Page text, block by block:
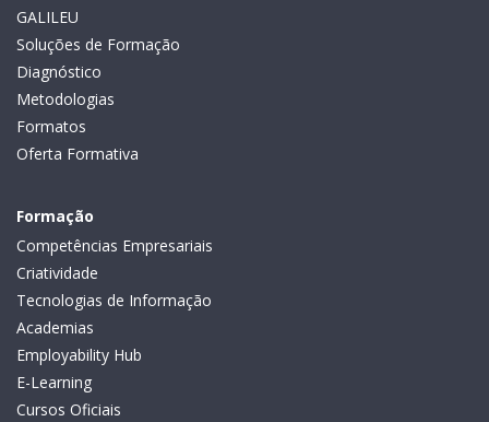
GALILEU
Soluções de Formação
Diagnóstico
Metodologias
Formatos
Oferta Formativa
Formação
Competências Empresariais
Criatividade
Tecnologias de Informação
Academias
Employability Hub
E-Learning
Cursos Oficiais